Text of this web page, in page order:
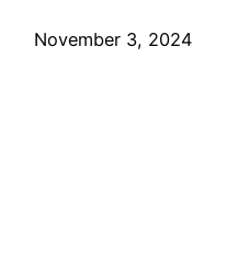
November 3, 2024